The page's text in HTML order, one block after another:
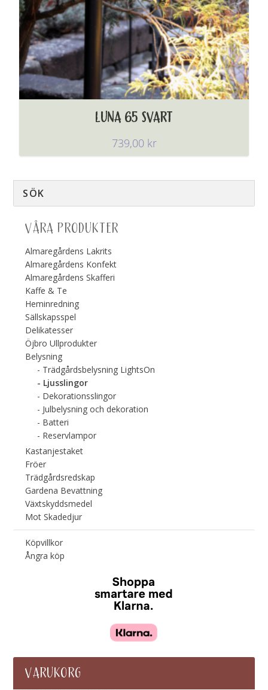
LUNA 65 SVART
739,00 kr
VÅRA PRODUKTER
Almaregårdens Lakrits
Almaregårdens Konfekt
Almaregårdens Skafferi
Kaffe & Te
Heminredning
Sällskapsspel
Delikatesser
Öjbro Ullprodukter
Belysning
Trädgårdsbelysning LightsOn
Ljusslingor
Dekorationsslingor
Julbelysning och dekoration
Batteri
Reservlampor
Kastanjestaket
Fröer
Trädgårdsredskap
Gardena Bevattning
Växtskyddsmedel
Mot Skadedjur
Köpvillkor
Ångra köp
VARUKORG